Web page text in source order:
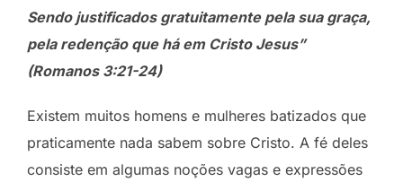
Sendo justificados gratuitamente pela sua graça,
pela redenção que há em Cristo Jesus”
(Romanos 3:21-24)
Existem muitos homens e mulheres batizados que
praticamente nada sabem sobre Cristo. A fé deles
consiste em algumas noções vagas e expressões